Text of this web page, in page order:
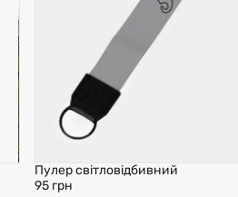
Пулер світловідбивний
95 грн